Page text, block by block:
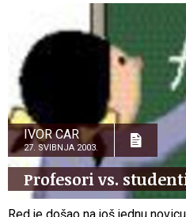
IVOR CAR
27. SVIBNJA 2003.
Profesori vs.